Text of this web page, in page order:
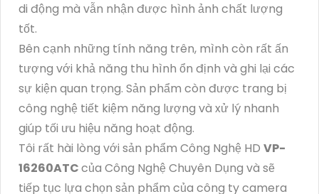
di động mà vẫn nhận được hình ảnh chất lượng
tốt.
Bên cạnh những tính năng trên, mình còn rất ấn
tượng với khả năng thu hình ổn định và ghi lại các
sự kiện quan trọng. Sản phẩm còn được trang bị
công nghệ tiết kiệm năng lượng và xử lý nhanh
giúp tối ưu hiệu năng hoạt động.
Tôi rất hài lòng với sản phẩm Công Nghệ HD VP-
16260ATCcủa Công Nghệ Chuyên Dụng và sẽ
tiếp tục lựa chọn sản phẩm của công ty camera